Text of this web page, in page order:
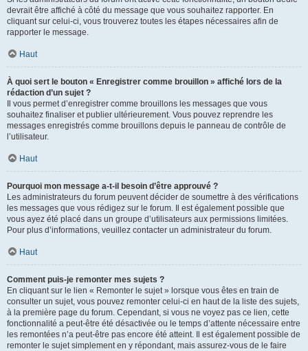
devrait être affiché à côté du message que vous souhaitez rapporter. En
cliquant sur celui-ci, vous trouverez toutes les étapes nécessaires afin de
rapporter le message.
Haut
À quoi sert le bouton « Enregistrer comme brouillon » affiché lors de la
rédaction d’un sujet ?
Il vous permet d’enregistrer comme brouillons les messages que vous
souhaitez finaliser et publier ultérieurement. Vous pouvez reprendre les
messages enregistrés comme brouillons depuis le panneau de contrôle de
l’utilisateur.
Haut
Pourquoi mon message a-t-il besoin d’être approuvé ?
Les administrateurs du forum peuvent décider de soumettre à des vérifications
les messages que vous rédigez sur le forum. Il est également possible que
vous ayez été placé dans un groupe d’utilisateurs aux permissions limitées.
Pour plus d’informations, veuillez contacter un administrateur du forum.
Haut
Comment puis-je remonter mes sujets ?
En cliquant sur le lien « Remonter le sujet » lorsque vous êtes en train de
consulter un sujet, vous pouvez remonter celui-ci en haut de la liste des sujets,
à la première page du forum. Cependant, si vous ne voyez pas ce lien, cette
fonctionnalité a peut-être été désactivée ou le temps d’attente nécessaire entre
les remontées n’a peut-être pas encore été atteint. Il est également possible de
remonter le sujet simplement en y répondant, mais assurez-vous de le faire